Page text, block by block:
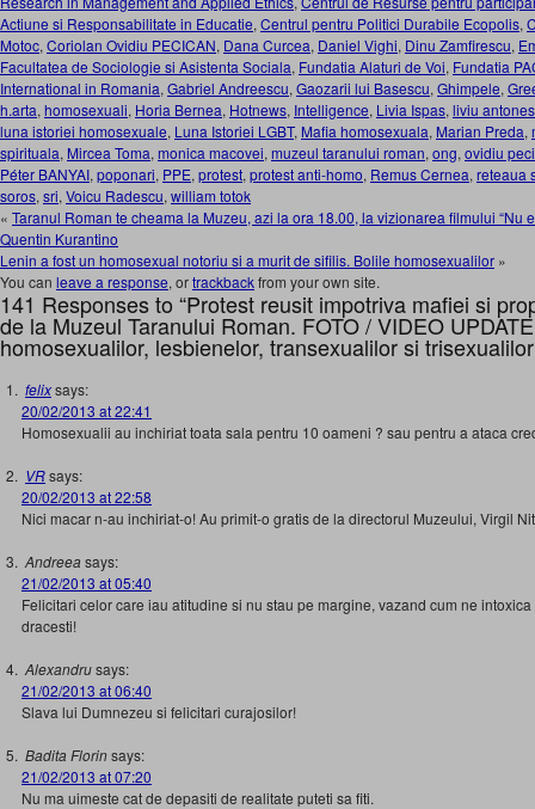
Actiune si Responsabilitate in Educatie, Centrul pentru Politici Durabile Ecopolis,
Motoc, Coriolan Ovidiu PECICAN, Dana Curcea, Daniel Vighi, Dinu Zamfirescu,
Facultatea de Sociologie si Asistenta Sociala, Fundatia Alaturi de Voi, Fundatia
International in Romania, Gabriel Andreescu, Gaozarii lui Basescu, Ghimpele,
h.arta, homosexuali, Horia Bernea, Hotnews, Intelligence, Livia Ispas, liviu
luna istoriei homosexuale, Luna Istoriei LGBT, Mafia homosexuala, Marian Preda,
spirituala, Mircea Toma, monica macovei, muzeul taranului roman, ong, ovidiu
Péter BANYAI, poponari, PPE, protest, protest anti-homo, Remus Cernea, reteaua
soros, sri, Voicu Radescu, william totok
« Taranul Roman te cheama la Muzeu, azi la ora 18.00, la vizionarea filmului “Nu
Quentin Kurantino
Lenin a fost un homosexual notoriu si a murit de sifilis. Bolile homosexualilor »
You can leave a response, ortrackbackfrom your own site.
141 Responses to “Protest reusit impotriva mafiei si
de la Muzeul Taranului Roman. FOTO / VIDEO
homosexualilor, lesbienelor, transexualilor si
felixsays:
20/02/2013 at 22:41
Homosexualii au inchiriat toata sala pentru 10 oameni ? sau pentru a ataca
VRsays:
20/02/2013 at 22:58
Nici macar n-au inchiriat-o! Au primit-o gratis de la directorul Muzeului, Virgil
Andreeasays:
21/02/2013 at 05:40
Felicitari celor care iau atitudine si nu stau pe margine, vazand cum ne
dracesti!
Alexandrusays:
21/02/2013 at 06:40
Slava lui Dumnezeu si felicitari curajosilor!
Badita Florinsays:
21/02/2013 at 07:20
Nu ma uimeste cat de depasiti de realitate puteti sa fiti.